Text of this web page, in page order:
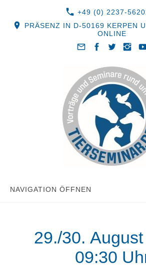
+49 (0) 2237-
PRÄSENZ IN D-50169 KERPEN
ONLINE
NAVIGATION ÖFFNEN
29./30.
09:30